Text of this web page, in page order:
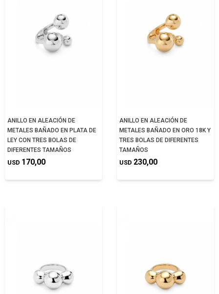
ANILLO EN ALEACIÓN DE
METALES BAÑADO EN PLATA DE
LEY CON TRES BOLAS DE
DIFERENTES TAMAÑOS
USD 170,00
ANILLO EN ALEACIÓN DE
METALES BAÑADO EN ORO 18K Y
TRES BOLAS DE DIFERENTES
TAMAÑOS
USD 230,00